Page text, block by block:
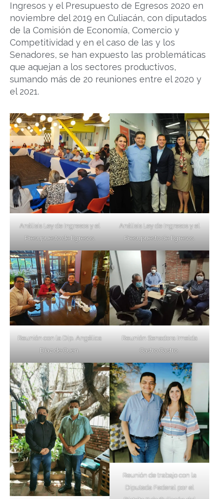
Ingresos y el Presupuesto de Egresos 2020 en
noviembre del 2019 en Culiacán, con diputados
de la Comisión de Economía, Comercio y
Competitividad y en el caso de las y los
Senadores, se han expuesto las problemáticas
que aquejan a los sectores productivos,
sumando más de 20 reuniones entre el 2020 y
el 2021.
Análisis Ley de Ingresos y el
Presupuesto de Egresos.
Análisis Ley de Ingresos y el
Presupuesto de Egresos.
Reunión con la Dip. Angélica
Díaz de Cuen.
Reunión Senadora Imelda
Castro Castro.
Reunión de trabajo con la
Diputada Federal por el